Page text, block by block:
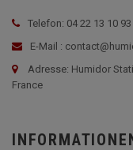
Telefon: 04 22 13 10 93
E-Mail :
Adresse: Humidor
France